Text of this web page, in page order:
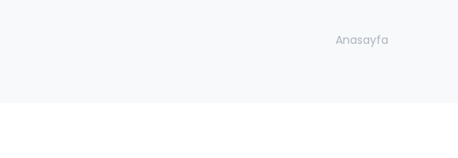
Anasayfa